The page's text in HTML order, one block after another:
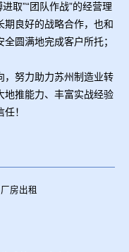
取”“团队作战”的经营理
期良好的战略合作，也和
圆满地完成客户所托；
努力助力苏州制造业转
地推能力、丰富实战经验
！
房出租